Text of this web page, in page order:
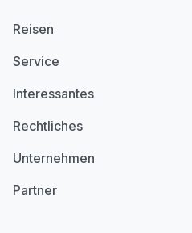
Reisen
Service
Interessantes
Rechtliches
Unternehmen
Partner